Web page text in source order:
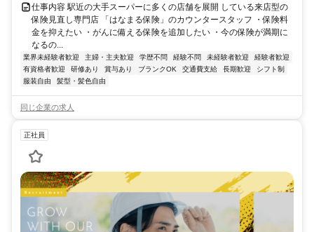
仕事内容 駅近の大手スーパーに多くの店舗を展開 している来店型の
保険見直し専門店 「はなまる保険」のカウンタースタッフ ・保険料
金を抑えたい ・がんに備える保険を追加したい ・今の保険が満期に
なるの...
業界未経験者歓迎 主婦・主夫歓迎 学歴不問 経験不問 未経験者歓迎
経験者歓迎
有資格者歓迎
研修あり 賞与あり ブランクOK 交通費支給 長期歓迎
シフト制
服装自由
髪型・髪色自由
同じ企業の求人
正社員